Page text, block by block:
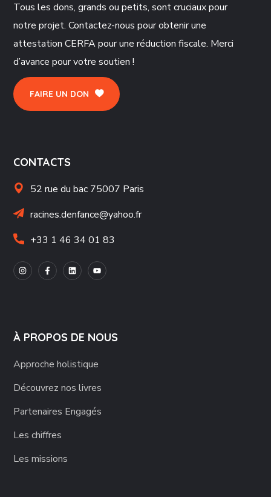
Tous les dons, grands ou petits, sont cruciaux pour
notre projet. Contactez-nous pour obtenir une
attestation CERFA pour une réduction fiscale. Merci
d’avance pour votre soutien !
FAIRE UN DON
CONTACTS
52 rue du bac 75007 Paris
racines.denfance@yahoo.fr
+33 1 46 34 01 83
À PROPOS DE NOUS
Approche holistique
Découvrez nos livres
Partenaires Engagés
Les chiffres
Les missions